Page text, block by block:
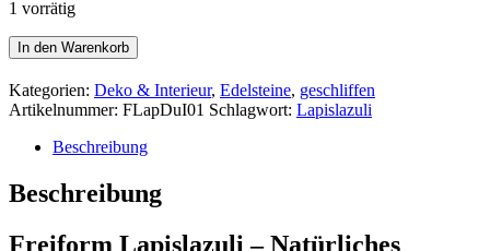
1 vorrätig
Freiform
Lapislazuli
Menge
In den Warenkorb
Kategorien: Deko & Interieur, Edelsteine, geschliffen
Artikelnummer: FLapDuI01 Schlagwort: Lapislazuli
Beschreibung
Beschreibung
Freiform Lapislazuli – Natürliches